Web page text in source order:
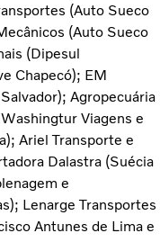
(Auto Sueco
(Auto Sueco
(Dipesul
Chapecó); EM
Agropecuária
Viagens e
Ariel Transporte e
Dalastra (Suécia
e
Lenarge Transportes
Antunes de Lima e